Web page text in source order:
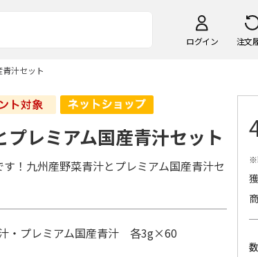
ログイン 注文
汁セット
プレミアム国産青汁セット
！九州産野菜青汁とプレミアム国産青汁セ
・プレミアム国産青汁 各3g×60
※